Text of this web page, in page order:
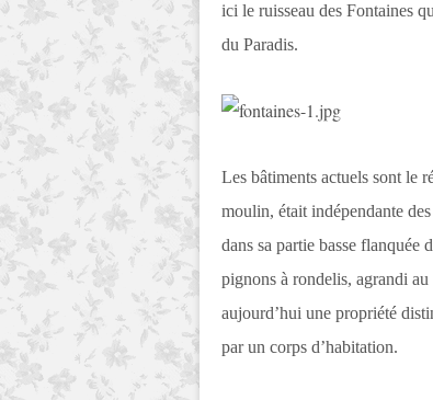
ici le ruisseau des Fontaines
du Paradis.
Les bâtiments actuels sont le
moulin, était indépendante
dans sa partie basse flanquée
pignons à rondelis, agrandi
aujourd’hui une propriété
par un corps d’habitation.